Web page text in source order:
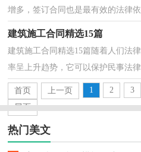
增多，签订合同也是最有效的法律
建筑施工合同精选15篇
建筑施工合同精选15篇随着人们法
率呈上升趋势，它可以保护民事法
何拟定合同呢？下面是小编整理的
首页 上一页 1 2 3
尾页
热门美文